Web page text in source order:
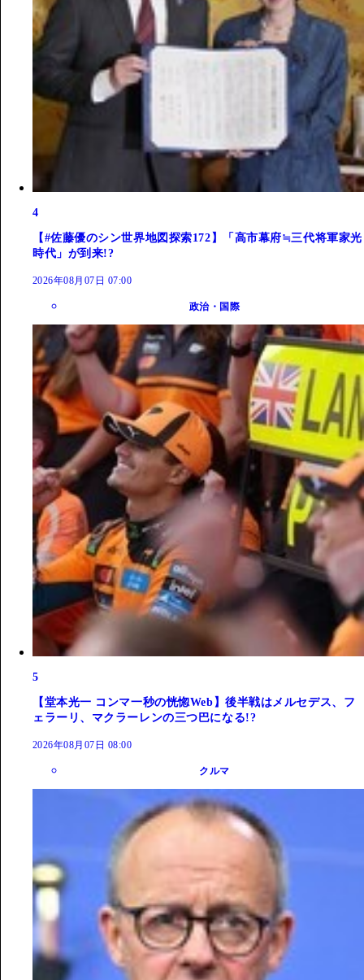
4
【#佐藤優のシン世界地図探索172】「高市幕府≒三代将軍家光
時代」が到来!?
2026年08月07日 07:00
政治・国際
5
【堂本光一 コンマ一秒の恍惚Web】後半戦はメルセデス、フ
ェラーリ、マクラーレンの三つ巴になる!?
2026年08月07日 08:00
クルマ